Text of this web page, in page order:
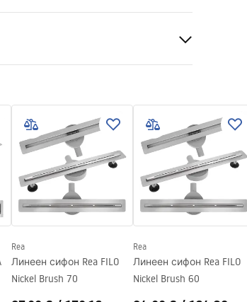
с възможност за лепене
s
Flex
месеца стоманена конструкция, 24
Rea
Линеен сифон Rea FILO
Nickel Brush 70
Rea
Линеен сифон Rea FILO
Nickel Brush 60